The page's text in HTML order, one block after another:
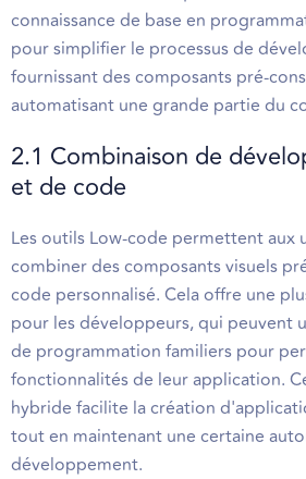
connaissance de base en
pour simplifier le processus de
fournissant des composants pré-
automatisant une grande partie du
2.1 Combinaison de
et de code
Les outils Low-code permettent aux
combiner des composants visuels
code personnalisé. Cela offre une
pour les développeurs, qui peuvent
de programmation familiers pour
fonctionnalités de leur application.
hybride facilite la création
tout en maintenant une certaine
développement.